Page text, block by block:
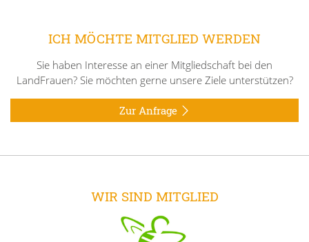
ICH MÖCHTE MITGLIED WERDEN
Sie haben Interesse an einer Mitgliedschaft bei den
LandFrauen? Sie möchten gerne unsere Ziele unterstützen?
Zur Anfrage
WIR SIND MITGLIED